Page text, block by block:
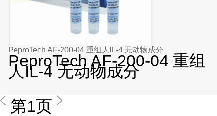
PeproTech AF-200-04 重组人IL-4 无动物成分
PeproTech AF-200-04 重组
人IL-4 无动物成分
第1页